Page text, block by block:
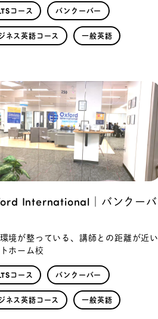
コース バンクーバー
ネス英語コース 一般英語
International｜バンクーバ
境が整っている、講師との距離が近い
ホーム校
コース バンクーバー
ネス英語コース 一般英語